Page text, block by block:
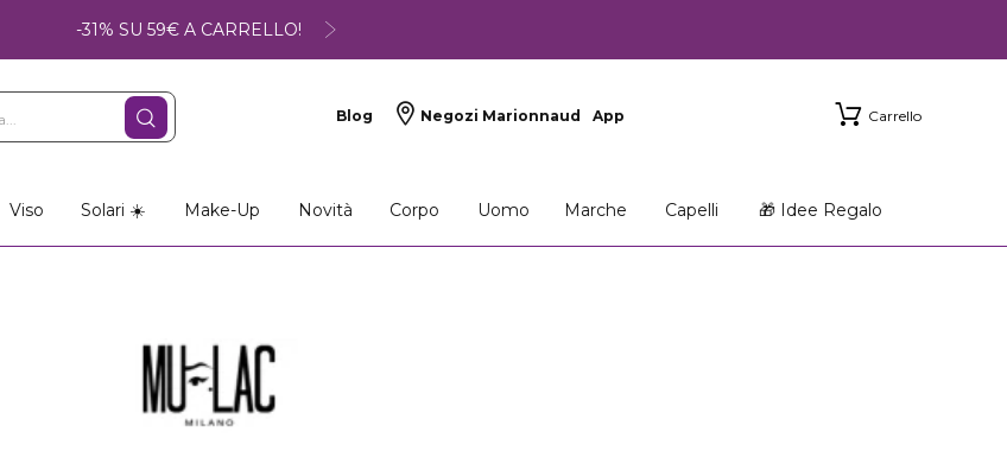
-31% SU 59€ A CARRELLO!
Blog Negozi Marionnaud App Carrello
Viso Solari ☀️ Make-Up Novità Corpo Uomo Marche Capelli 🎁 Idee Regalo